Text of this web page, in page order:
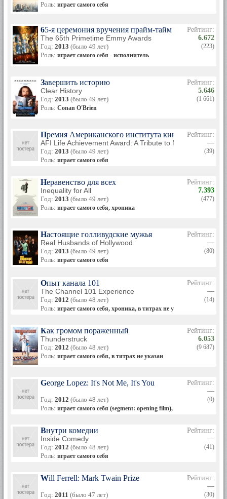
Роль: играет самого себя
65-я церемония вручения прайм-тайм премии
The 65th Primetime Emmy Awards
Год: 2013 (было 49 лет)
Роль: играет самого себя - исполнитель
Рейтинг:
6.672
(223)
Завершить историю
Clear History
Год: 2013 (было 49 лет)
Роль: Conan O'Brien
Рейтинг:
5.646
(1 661)
Премия Американского института кино за
AFI Life Achievement Award: A Tribute to Mel Brooks
Год: 2013 (было 49 лет)
Роль: играет самого себя
Рейтинг:
—
(39)
Неравенство для всех
Inequality for All
Год: 2013 (было 49 лет)
Роль: играет самого себя, хроника
Рейтинг:
7.393
(477)
Настоящие голливудские мужья
Real Husbands of Hollywood
Год: 2013 (было 49 лет)
Роль: играет самого себя
Рейтинг:
—
(80)
Опыт канала 101
The Channel 101 Experience
Год: 2012 (было 48 лет)
Роль: играет самого себя, хроника, в титрах не указан
Рейтинг:
—
(14)
Как громом пораженный
Thunderstruck
Год: 2012 (было 48 лет)
Роль: играет самого себя, в титрах не указан
Рейтинг:
6.053
(9 687)
George Lopez: It's Not Me, It's You
Год: 2012 (было 48 лет)
Роль: играет самого себя (segment: opening film), в титрах не указан
Рейтинг:
—
(0)
Внутри комедии
Inside Comedy
Год: 2012 (было 48 лет)
Роль: играет самого себя
Рейтинг:
—
(41)
Will Ferrell: Mark Twain Prize
Год: 2011 (было 47 лет)
Рейтинг:
—
(30)